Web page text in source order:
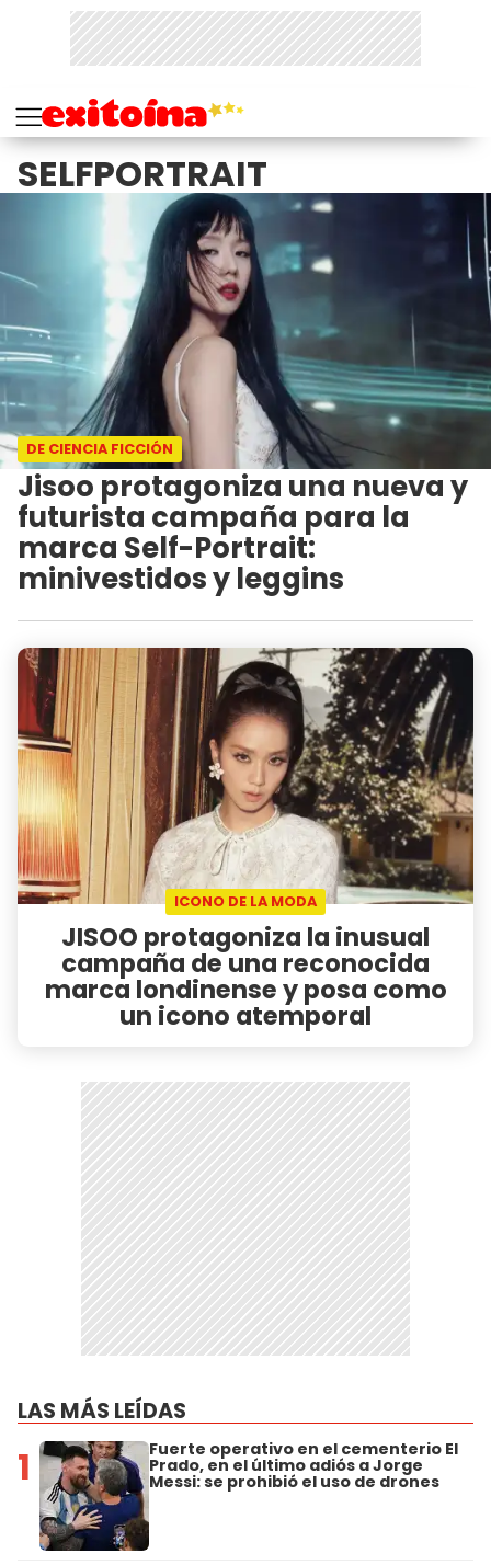
SELFPORTRAIT
DE CIENCIA FICCIÓN
Jisoo protagoniza una nueva y
futurista campaña para la
marca Self-Portrait:
minivestidos y leggins
ICONO DE LA MODA
JISOO protagoniza la inusual
campaña de una reconocida
marca londinense y posa como
un icono atemporal
LAS MÁS LEÍDAS
1 Fuerte operativo en el cementerio El
Prado, en el último adiós a Jorge
Messi: se prohibió el uso de drones